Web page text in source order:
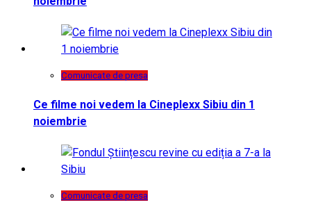
Comunicate de presa
Ce filme noi vedem la Cineplexx Sibiu din 1
noiembrie
Comunicate de presa